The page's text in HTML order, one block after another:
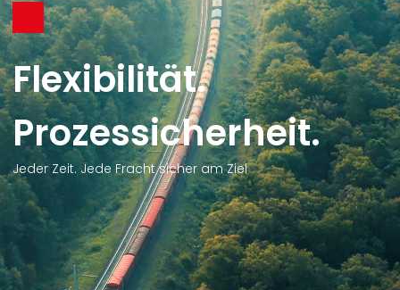
sicher am Ziel